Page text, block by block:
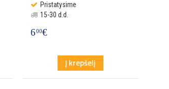
Pristatysime
15-30 d.d.
600€
Į krepšelį